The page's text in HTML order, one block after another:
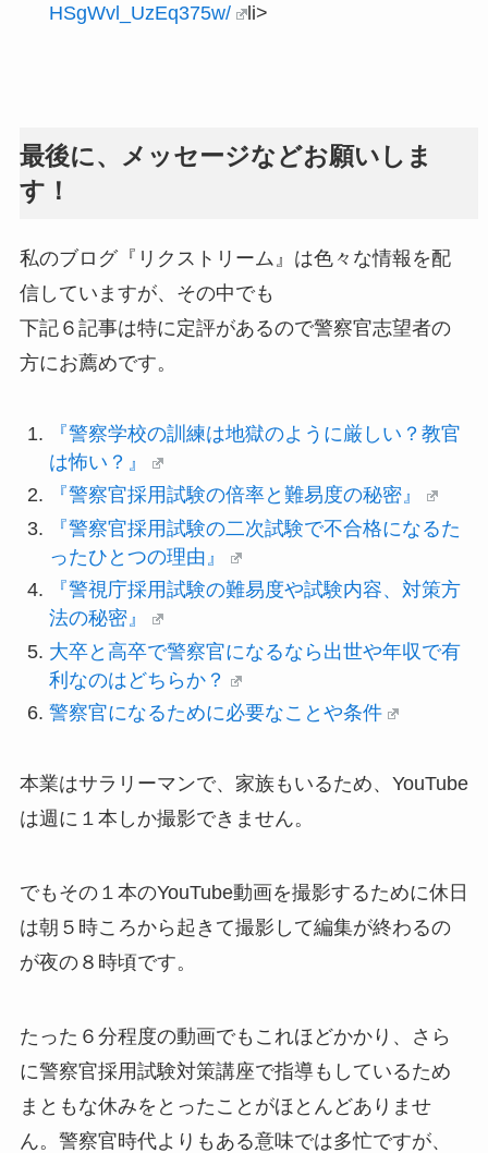
HSgWvl_UzEq375w/
li>
最後に、メッセージなどお願いしま
す！
私のブログ『リクストリーム』は色々な情報を配
信していますが、その中でも
下記６記事は特に定評があるので警察官志望者の
方にお薦めです。
『警察学校の訓練は地獄のように厳しい？教官
は怖い？』
『警察官採用試験の倍率と難易度の秘密』
『警察官採用試験の二次試験で不合格になるた
ったひとつの理由』
『警視庁採用試験の難易度や試験内容、対策方
法の秘密』
大卒と高卒で警察官になるなら出世や年収で有
利なのはどちらか？
警察官になるために必要なことや条件
本業はサラリーマンで、家族もいるため、YouTube
は週に１本しか撮影できません。
でもその１本のYouTube動画を撮影するために休日
は朝５時ころから起きて撮影して編集が終わるの
が夜の８時頃です。
たった６分程度の動画でもこれほどかかり、さら
に警察官採用試験対策講座で指導もしているため
まともな休みをとったことがほとんどありませ
ん。警察官時代よりもある意味では多忙ですが、